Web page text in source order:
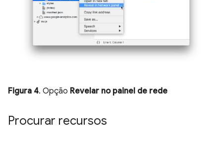
Figura 4. Opção Revelar no painel de rede
Procurar recursos